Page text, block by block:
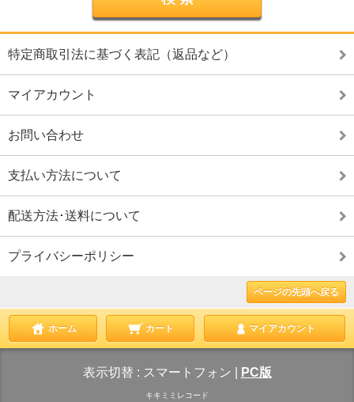
特定商取引法に基づく表記（返品など）
マイアカウント
お問い合わせ
支払い方法について
配送方法･送料について
プライバシーポリシー
ページの先頭へ戻る
ホーム カート マイアカウント
表示切替 : スマートフォン PC版
キキミミレコード